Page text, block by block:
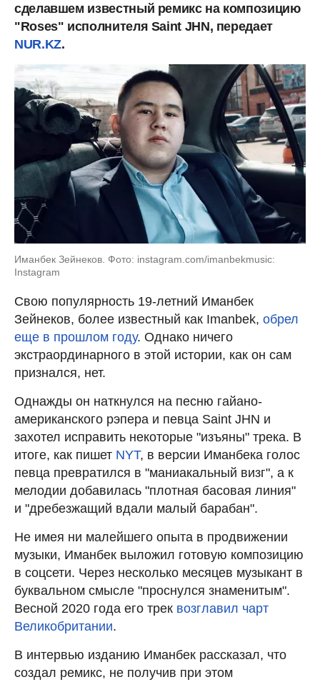
сделавшем известный ремикс на композицию
"Roses" исполнителя Saint JHN, передает
NUR.KZ.
Иманбек Зейнеков. Фото: instagram.com/imanbekmusic:
Instagram
Свою популярность 19-летний Иманбек
Зейнеков, более известный как Imanbek, обрел
еще в прошлом году. Однако ничего
экстраординарного в этой истории, как он сам
признался, нет.
Однажды он наткнулся на песню гайано-
американского рэпера и певца Saint JHN и
захотел исправить некоторые "изъяны" трека. В
итоге, как пишет NYT, в версии Иманбека голос
певца превратился в "маниакальный визг", а к
мелодии добавилась "плотная басовая линия"
и "дребезжащий вдали малый барабан".
Не имея ни малейшего опыта в продвижении
музыки, Иманбек выложил готовую композицию
в соцсети. Через несколько месяцев музыкант в
буквальном смысле "проснулся знаменитым".
Весной 2020 года его трек возглавил чарт
Великобритании.
В интервью изданию Иманбек рассказал, что
создал ремикс, не получив при этом